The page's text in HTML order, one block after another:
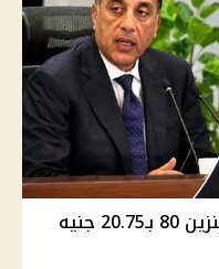
أسعار الوقود في مصر اليوم .. بنزين 80 بـ20.75 جنيه